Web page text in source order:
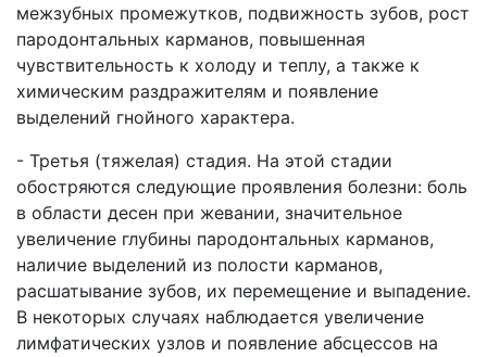
межзубных промежутков, подвижность зубов, рост
пародонтальных карманов, повышенная
чувствительность к холоду и теплу, а также к
химическим раздражителям и появление
выделений гнойного характера.
- Третья (тяжелая) стадия. На этой стадии
обостряются следующие проявления болезни: боль
в области десен при жевании, значительное
увеличение глубины пародонтальных карманов,
наличие выделений из полости карманов,
расшатывание зубов, их перемещение и выпадение.
В некоторых случаях наблюдается увеличение
лимфатических узлов и появление абсцессов на